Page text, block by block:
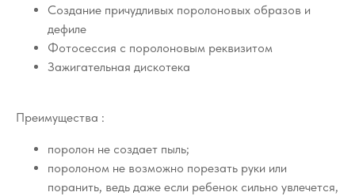
Создание причудливых поролоновых образов и
дефиле
Фотосессия с поролоновым реквизитом
Зажигательная дискотека
Преимущества :
поролон не создает пыль;
поролоном не возможно порезать руки или
поранить, ведь даже если ребенок сильно увлечется,